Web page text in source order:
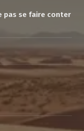
pas se faire conter